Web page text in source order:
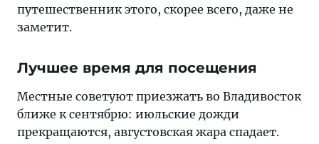
путешественник этого, скорее всего, даже не
заметит.
Лучшее время для посещения
Местные советуют приезжать во Владивосток
ближе к сентябрю: июльские дожди
прекращаются, августовская жара спадает.